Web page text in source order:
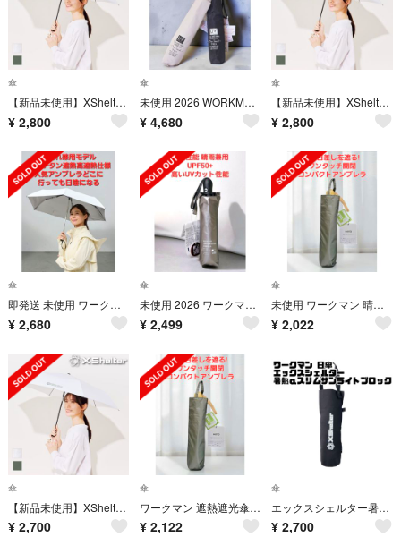
傘
【新品未使用】XShelter 暑熱αワンタッチサンライトブロック ホワイト
¥ 2,800
傘
未使用 2026 WORKMAN 形状記憶 遮熱日傘 2本 黒 白 晴雨兼用 UVカット 即発送
¥ 4,680
傘
【新品未使用】XShelter 暑熱αワンタッチサンライトブロック ホワイト
¥ 2,800
傘
即発送 未使用 ワークマン 両面チタン遮熱傘 晴雨兼用 UV
¥ 2,680
傘
未使用 2026 ワークマン 両面チタン遮熱傘 ベージュ 晴雨兼用 即発送
¥ 2,499
傘
未使用 ワークマン 晴雨兼用 遮熱遮光コンパクト傘 カーキ 即発送
¥ 2,022
傘
【新品未使用】XShelter 暑熱αワンタッチサンライトブロック ホワイト
¥ 2,700
傘
ワークマン 遮熱遮光傘 カーキ 晴雨兼用 UV対策 未使用 即発送
¥ 2,122
傘
エックスシェルター暑熱αスリムサンライトブロック
¥ 2,700